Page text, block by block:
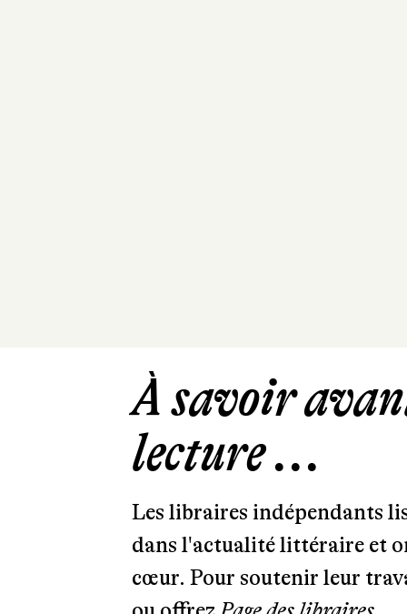
À savoir
lecture ...
Les libraires indépendants
dans l'actualité littéraire et
cœur. Pour soutenir leur